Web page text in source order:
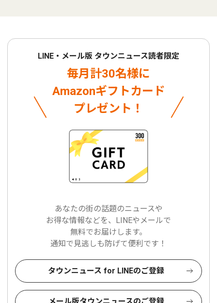
LINE・メール版 タウンニュース読者限定
毎月計30名様に
Amazonギフトカード
プレゼント！
あなたの街の話題のニュースや
お得な情報などを、LINEやメールで
無料でお届けします。
通知で見逃しも防げて便利です！
タウンニュース for LINEのご登録